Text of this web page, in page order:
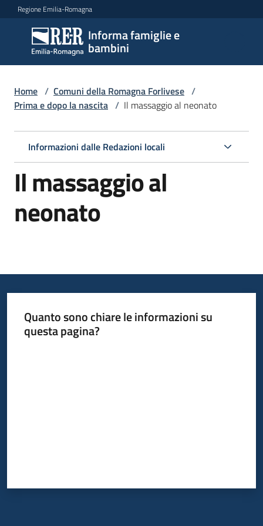
Vai al contenuto
Vai alla navigazione
Vai al footer
Regione Emilia-Romagna
Informa famiglie e
bambini
Informa
famiglie
e
bambini
Argomenti
Servizi
Centri
locali
Home / Comuni della Romagna Forlivese /
Prima e dopo la nascita / Il massaggio al neonato
Informazioni dalle Redazioni locali
Il massaggio al
neonato
Quanto sono chiare le informazioni su
questa pagina?